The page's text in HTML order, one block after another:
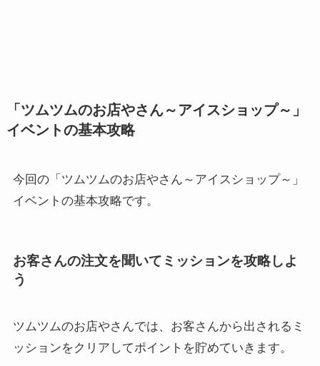
「ツムツムのお店やさん～アイスショップ～」
イベントの基本攻略
今回の「ツムツムのお店やさん～アイスショップ～」
イベントの基本攻略です。
お客さんの注文を聞いてミッションを攻略しよ
う
ツムツムのお店やさんでは、お客さんから出されるミ
ッションをクリアしてポイントを貯めていきます。